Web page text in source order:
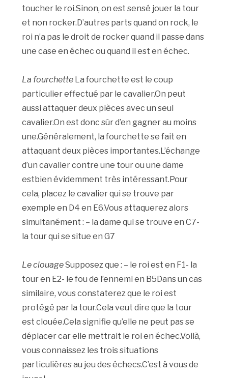
toucher le roi.Sinon, on est sensé jouer la tour
et non rocker.D’autres parts quand on rock, le
roi n’a pas le droit de rocker quand il passe dans
une case en échec ou quand il est en échec.
La fourchette La fourchette est le coup
particulier effectué par le cavalier.On peut
aussi attaquer deux pièces avec un seul
cavalier.On est donc sûr d’en gagner au moins
une.Généralement, la fourchette se fait en
attaquant deux pièces importantes.L’échange
d’un cavalier contre une tour ou une dame
estbien évidemment très intéressant.Pour
cela, placez le cavalier qui se trouve par
exemple en D4 en E6.Vous attaquerez alors
simultanément : – la dame qui se trouve en C7-
la tour qui se situe en G7
Le clouageSupposez que : – le roi est en F1- la
tour en E2- le fou de l’ennemi en B5Dans un cas
similaire, vous constaterez que le roi est
protégé par la tour.Cela veut dire que la tour
est clouée.Cela signifie qu’elle ne peut pas se
déplacer car elle mettrait le roi en échec.Voilà,
vous connaissez les trois situations
particulières au jeu des échecs.C’est à vous de